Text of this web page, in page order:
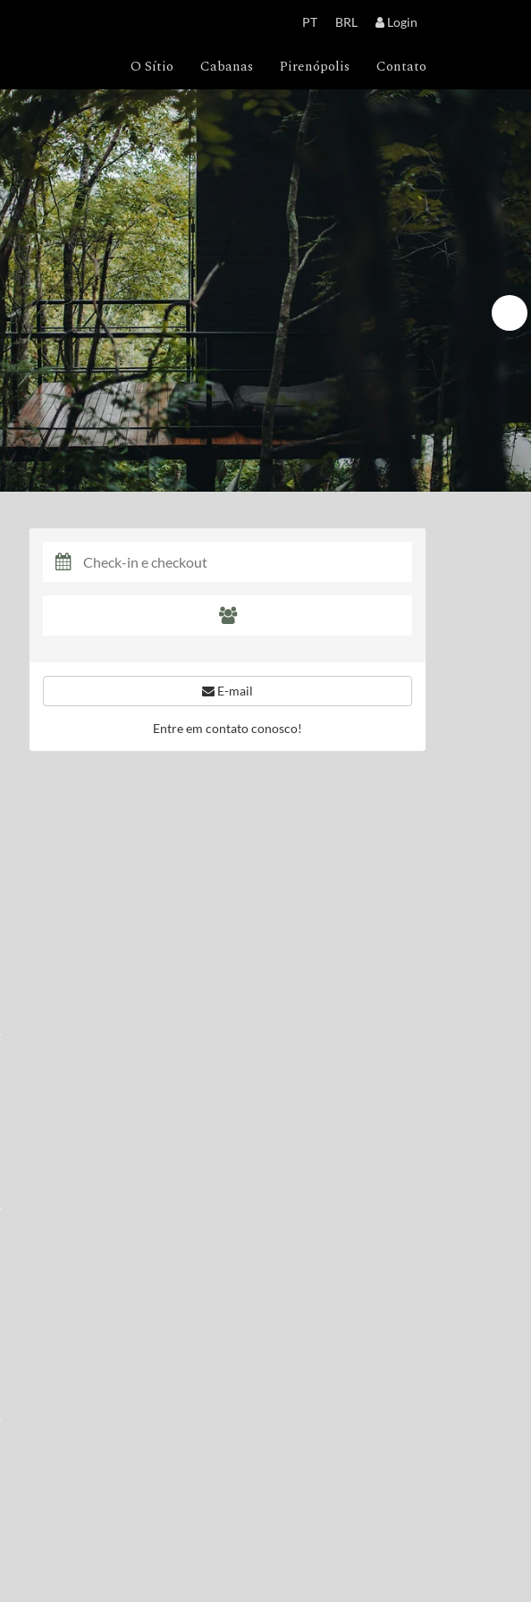
PT BRL Login
O Sítio Cabanas
DOHA
HUARAZ
UBUD
OSLO
Pirenópolis Contato
E-mail
Entre em contato conosco!